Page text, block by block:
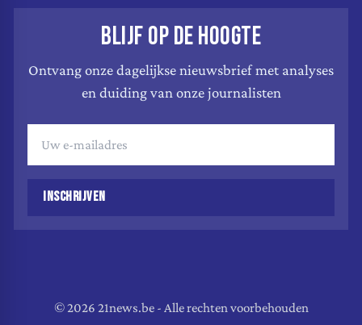
BLIJF OP DE HOOGTE
Ontvang onze dagelijkse nieuwsbrief met analyses
en duiding van onze journalisten
INSCHRIJVEN
© 2026 21news.be - Alle rechten voorbehouden